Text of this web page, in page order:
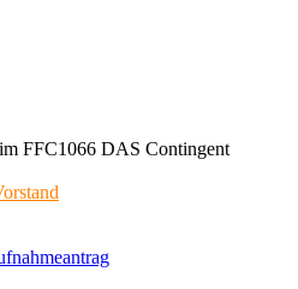
FFC1066 DAS Contingent